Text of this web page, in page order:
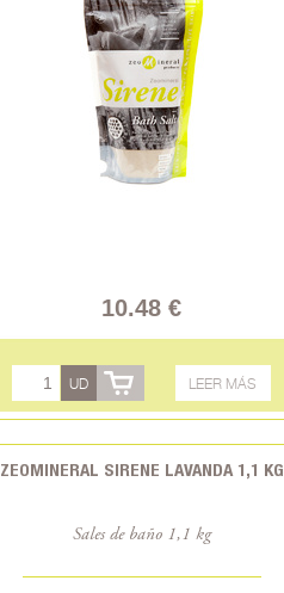
10.48 €
UD LEER MÁS
ZEOMINERAL SIRENE LAVANDA 1,1 KG
Sales de baño 1,1 kg